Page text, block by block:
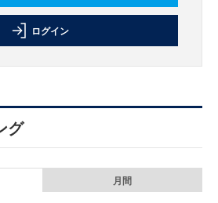
ログイン
グ
月間